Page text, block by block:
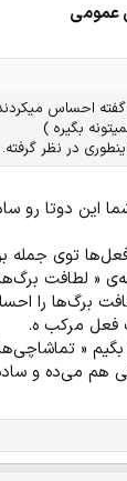
عمومی
گفته احساس
بگیره )
در نظر گرفته.
این دوتا رو
توی جمله
« لطافت
برگ‌ها را
مرکب ه.
« تماشاچی‌ها
هم می‌ده و